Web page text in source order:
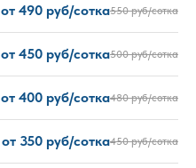
от 490 руб/сотка550 руб/сотка
от 450 руб/сотка500 руб/сотка
от 400 руб/сотка480 руб/сотка
от 350 руб/сотка450 руб/сотка